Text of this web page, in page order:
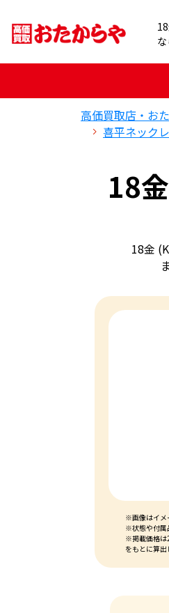
高価買取店・お
喜平ネック
18
18金
※画像はイメ
※状態や付属
※掲載価格は
をもとに算